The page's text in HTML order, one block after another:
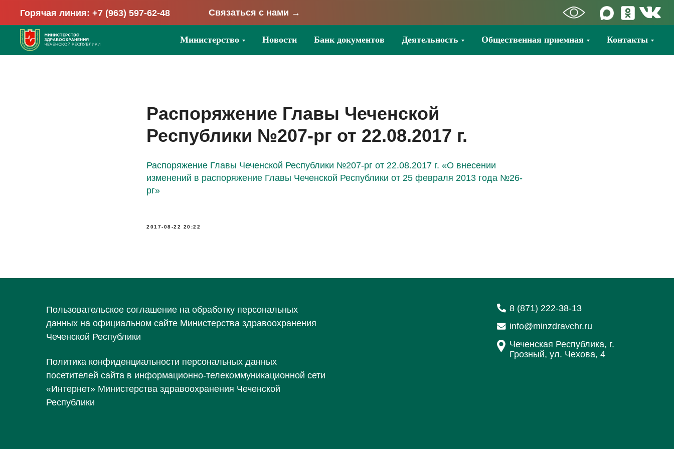
Горячая линия: +7 (963) 597-62-48 Связаться с нами →
Министерство Новости Банк документов Деятельность Общественная приемная Контакты
Распоряжение Главы Чеченской
Республики №207-рг от 22.08.2017 г.
Распоряжение Главы Чеченской Республики №207-рг от 22.08.2017 г. «О внесении
изменений в распоряжение Главы Чеченской Республики от 25 февраля 2013 года №26-
рг»
2017-08-22 20:22
Пользовательское соглашение на обработку персональных
данных на официальном сайте Министерства здравоохранения
Чеченской Республики
8 (871) 222-38-13
info@minzdravchr.ru
Чеченская Республика, г.
Грозный, ул. Чехова, 4
Политика конфиденциальности персональных данных
посетителей сайта в информационно-телекоммуникационной сети
«Интернет» Министерства здравоохранения Чеченской
Республики